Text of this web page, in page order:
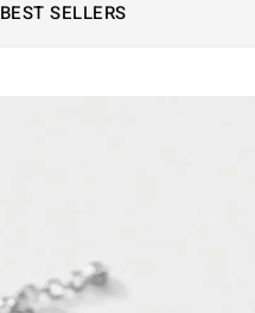
BEST SELLERS